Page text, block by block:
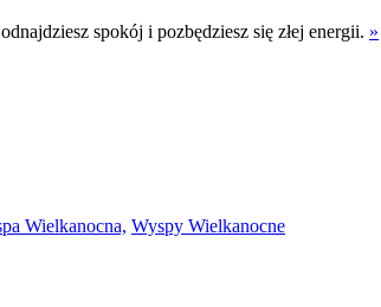
spokój i pozbędziesz się złej energii. »
Wielkanocna, Wyspy Wielkanocne